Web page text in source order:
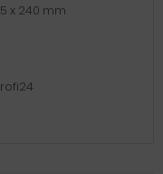
x 240 mm